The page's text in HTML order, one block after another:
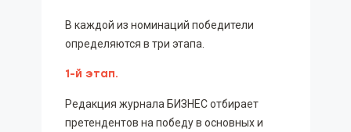
В каждой из номинаций победители
определяются в три этапа.
1-й этап.
Редакция журнала БИЗНЕС отбирает
претендентов на победу в основных и